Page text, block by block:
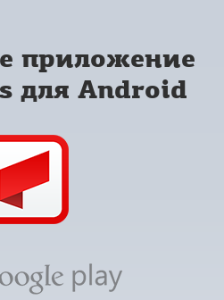
приложение
для Android